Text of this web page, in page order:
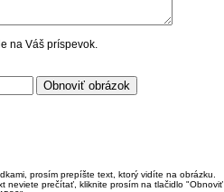
na Váš príspevok.
prosím prepíšte text, ktorý vidíte na obrázku.
neviete prečítať, kliknite prosím na tlačidlo "Obnoviť